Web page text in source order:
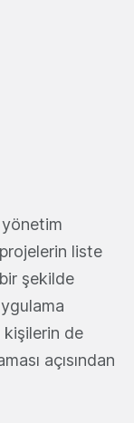
yönetim
liste
şekilde
kişilerin de
açısından